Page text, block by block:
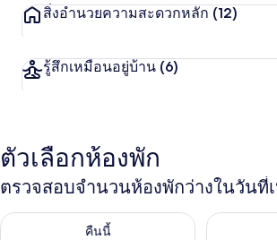
สิ่งอำนวยความสะดวกหลัก (12)
รู้สึกเหมือนอยู่บ้าน (6)
ตัวเลือกห้องพัก
ตรวจสอบจำนวนห้องพักว่างในวันที่
คืนนี้
ตรวจสอบจำนวนห้องพักว่างในคืนนี้ ส.ค. 8 -
ตรวจสอบ